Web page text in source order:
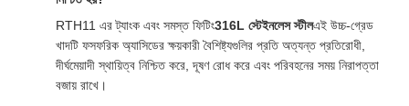
RTH11 এর ট্যাংক এবং সমস্ত ফিটিং316L স্টেইনলেস স্টীলএই উচ্চ-গ্রেড
খাদটি ফসফরিক অ্যাসিডের ক্ষয়কারী বৈশিষ্ট্যগুলির প্রতি অত্যন্ত প্রতিরোধী,
দীর্ঘমেয়াদী স্থায়িত্ব নিশ্চিত করে, দূষণ রোধ করে এবং পরিবহনের সময় নিরাপত্তা
বজায় রাখে।